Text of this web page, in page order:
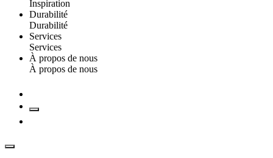
Inspiration
Durabilité
Durabilité
Services
Services
À propos de nous
À propos de nous